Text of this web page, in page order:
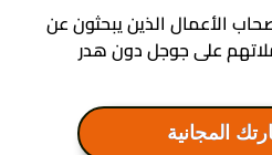
الأعمال الذين يبحثون عن
على جوجل دون هدر
المجانية